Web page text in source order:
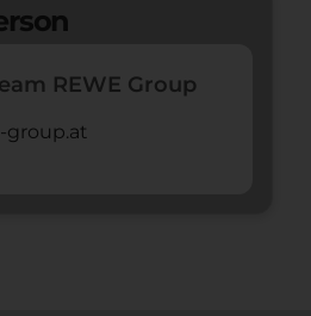
REWE Group
group.at